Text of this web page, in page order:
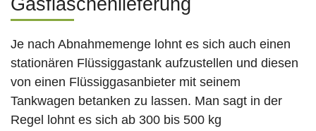
Gasflaschenlieferung
Je nach Abnahmemenge lohnt es sich auch einen
stationären Flüssiggastank aufzustellen und diesen
von einen Flüssiggasanbieter mit seinem
Tankwagen betanken zu lassen. Man sagt in der
Regel lohnt es sich ab 300 bis 500 kg